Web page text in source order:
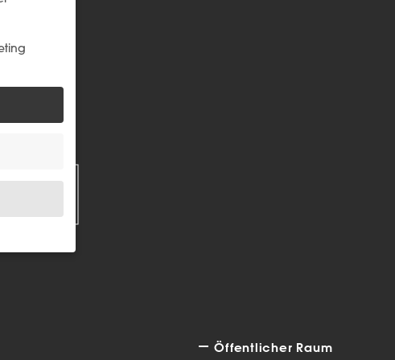
Öffentlicher Raum